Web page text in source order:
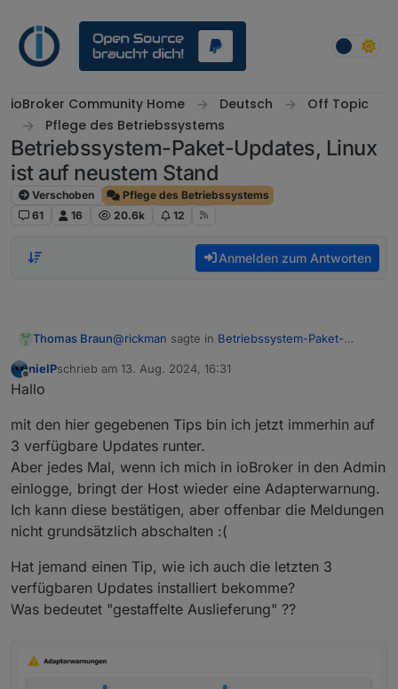
ioBroker Community Home Deutsch
Off Topic
Pflege des Betriebssystems
Betriebssystem-Paket-Updates, Linux
ist auf neustem Stand
Verschoben
Pflege des Betriebssystems
61
16 20.6k 12
Anmelden zum Antworten
Thomas Braun@rickman sagte in Betriebssystem-Paket-
Dann spiel die Updates ein, haste Ruh.
Offline
nieIPschrieb am 13. Aug. 2024, 16:31
zuletzt editiert von
Hallo
mit den hier gegebenen Tips bin ich jetzt immerhin auf
3 verfügbare Updates runter.
Aber jedes Mal, wenn ich mich in ioBroker in den Admin
einlogge, bringt der Host wieder eine Adapterwarnung.
Ich kann diese bestätigen, aber offenbar die Meldungen
nicht grundsätzlich abschalten :(
Hat jemand einen Tip, wie ich auch die letzten 3
verfügbaren Updates installiert bekomme?
Was bedeutet "gestaffelte Auslieferung" ??